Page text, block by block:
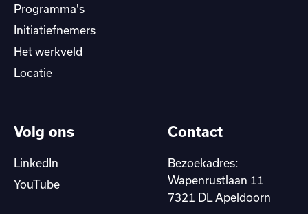
Programma's
Initiatiefnemers
Het werkveld
Locatie
Volg ons
LinkedIn
YouTube
Contact
Bezoekadres:
Wapenrustlaan 11
7321 DL Apeldoorn